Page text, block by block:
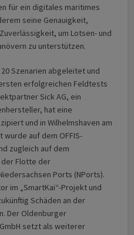
für ein digitales maritimes
seine Genauigkeit,
um Lotsen- und
zu unterstützen.
Szenarien abgeleitet und
erfolgreichen Feldtests
Sick AG, ein
hat eine
und in Wilhelmshaven am
auf dem OFFIS-
zugleich auf dem
der Flotte der
Ports (NPorts).
im „SmartKai“-Projekt und
Schäden an der
Der Oldenburger
setzt als weiterer